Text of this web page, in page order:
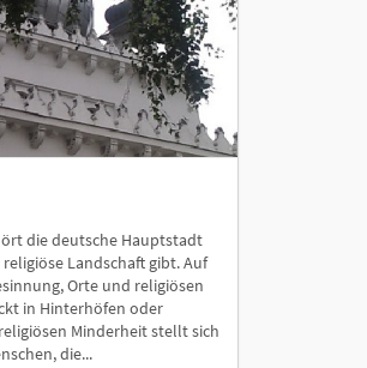
die deutsche Hauptstadt
Landschaft gibt. Auf
Orte und religiösen
in Hinterhöfen oder
Minderheit stellt sich
die...